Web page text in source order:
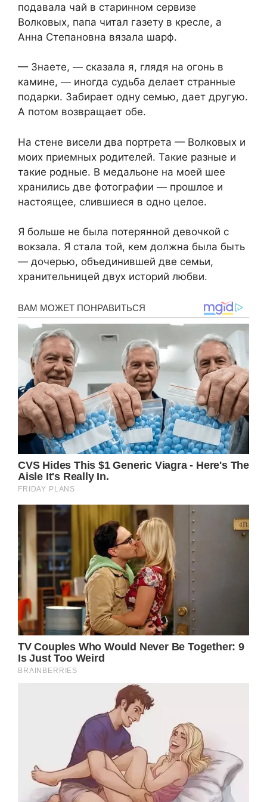
подавала чай в старинном сервизе
Волковых, папа читал газету в кресле, а
Анна Степановна вязала шарф.
— Знаете, — сказала я, глядя на огонь в
камине, — иногда судьба делает странные
подарки. Забирает одну семью, дает другую.
А потом возвращает обе.
На стене висели два портрета — Волковых и
моих приемных родителей. Такие разные и
такие родные. В медальоне на моей шее
хранились две фотографии — прошлое и
настоящее, слившиеся в одно целое.
Я больше не была потерянной девочкой с
вокзала. Я стала той, кем должна была быть
— дочерью, объединившей две семьи,
хранительницей двух историй любви.